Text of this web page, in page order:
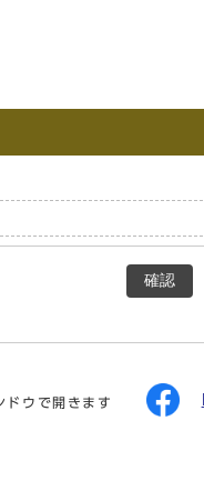
確認
ドウで開きます